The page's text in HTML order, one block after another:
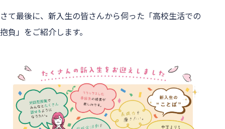
さて最後に、新入生の皆さんから伺った「高校生活での
抱負」をご紹介します。